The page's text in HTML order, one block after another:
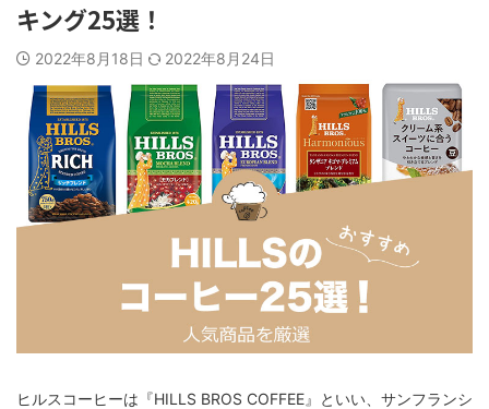
キング25選！
2022年8月18日 2022年8月24日
ヒルスコーヒーは『HILLS BROS COFFEE』といい、サンフランシ